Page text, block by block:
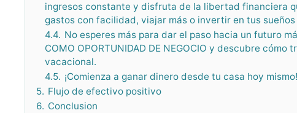
ingresos constante y disfruta de la libertad financiera
gastos con facilidad, viajar más o invertir en tus
4.4. No esperes más para dar el paso hacia un futuro
COMO OPORTUNIDAD DE NEGOCIO y descubre
vacacional.
4.5. ¡Comienza a ganar dinero desde tu casa hoy mismo!
5. Flujo de efectivo positivo
6. Conclusion